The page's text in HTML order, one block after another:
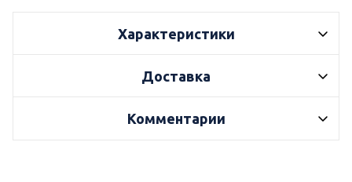
Характеристики
Доставка
Комментарии